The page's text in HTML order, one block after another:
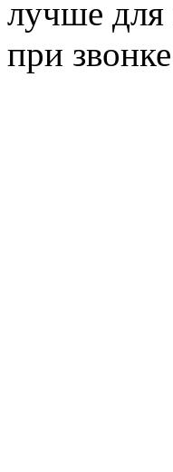
лучше для
при